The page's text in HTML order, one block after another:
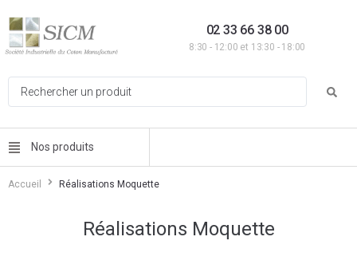
02 33 66 38 00
8:30 - 12:00 et 13:30 - 18:00
Nos produits
Accueil Réalisations Moquette
Réalisations Moquette